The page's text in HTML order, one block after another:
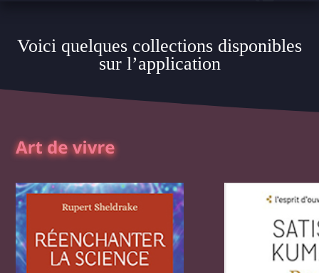
Voici quelques collections disponibles
sur l’application